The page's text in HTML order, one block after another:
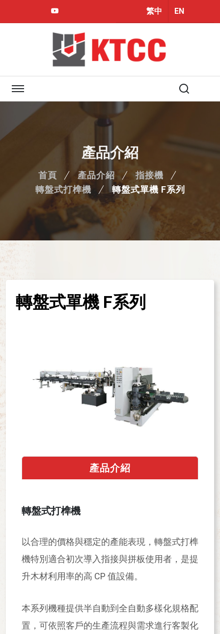
繁中 EN
產品介紹
首頁 產品介紹
指接機
轉盤式打榫機
轉盤式單機 F系列
轉盤式單機 F系列
產品介紹
轉盤式打榫機
以合理的價格與穩定的產能表現，轉盤式打榫
機特別適合初次導入指接與拼板使用者，是提
升木材利用率的高 CP 值設備。
本系列機種提供半自動到全自動多樣化規格配
置，可依照客戶的生產流程與需求進行客製化